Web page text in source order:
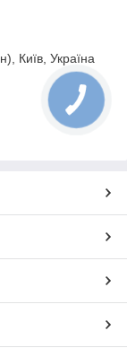
Київ, Україна